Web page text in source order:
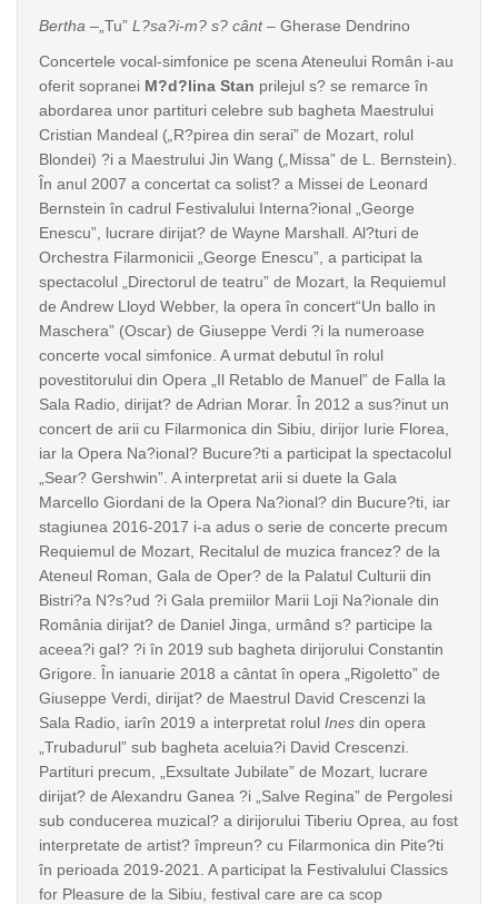
Bertha –„Tu” L?sa?i-m? s? cânt – Gherase Dendrino
Concertele vocal-simfonice pe scena Ateneului Român i-au
oferit sopranei M?d?lina Stan prilejul s? se remarce în
abordarea unor partituri celebre sub bagheta Maestrului
Cristian Mandeal ( R?pirea din serai” de Mozart, rolul
Blondei) ?i a Maestrului Jin Wang ( Missa” de L. Bernstein).
În anul 2007 a concertat ca solist? a Missei de Leonard
Bernstein în cadrul Festivalului Interna?ional „George
Enescu”, lucrare dirijat? de Wayne Marshall. Al?turi de
Orchestra Filarmonicii „George Enescu”, a participat la
spectacolul „Directorul de teatru” de Mozart, la Requiemul
de Andrew Lloyd Webber, la opera în concert“Un ballo in
Maschera” (Oscar) de Giuseppe Verdi ?i la numeroase
concerte vocal simfonice. A urmat debutul în rolul
povestitorului din Opera „Il Retablo de Manuel” de Falla la
Sala Radio, dirijat? de Adrian Morar. În 2012 a sus?inut un
concert de arii cu Filarmonica din Sibiu, dirijor Iurie Florea,
iar la Opera Na?ional? Bucure?ti a participat la spectacolul
„Sear? Gershwin”. A interpretat arii si duete la Gala
Marcello Giordani de la Opera Na?ional? din Bucure?ti, iar
stagiunea 2016-2017 i-a adus o serie de concerte precum
Requiemul de Mozart, Recitalul de muzica francez? de la
Ateneul Roman, Gala de Oper? de la Palatul Culturii din
Bistri?a N?s?ud ?i Gala premiilor Marii Loji Na?ionale din
România dirijat? de Daniel Jinga, urmând s? participe la
aceea?i gal? ?i în 2019 sub bagheta dirijorului Constantin
Grigore. În ianuarie 2018 a cântat în opera „Rigoletto” de
Giuseppe Verdi, dirijat? de Maestrul David Crescenzi la
Sala Radio, iarîn 2019 a interpretat rolul Ines din opera
„Trubadurul” sub bagheta aceluia?i David Crescenzi.
Partituri precum, „Exsultate Jubilate” de Mozart, lucrare
dirijat? de Alexandru Ganea ?i „Salve Regina” de Pergolesi
sub conducerea muzical? a dirijorului Tiberiu Oprea, au fost
interpretate de artist? împreun? cu Filarmonica din Pite?ti
în perioada 2019-2021. A participat la Festivalului Classics
for Pleasure de la Sibiu, festival care are ca scop